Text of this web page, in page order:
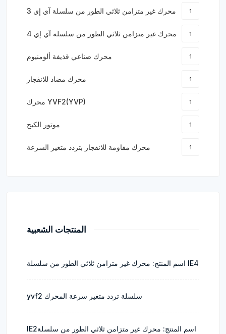
محرك غير متزامن ثلاثي الطور من سلسلة آي إي 3 1
محرك غير متزامن ثلاثي الطور من سلسلة آي إي 4 1
محرك صناعي قذيفة ألومنيوم 1
محرك مضاد للانفجار 1
محرك YVF2(YVP) 1
موتور الكبح 1
محرك مقاومة للانفجار بتردد متغير السرعة 1
المنتجات الشعبية
اسم المنتج: محرك غير متزامن ثلاثي الطور من سلسلة IE4
yvf2 سلسلة تردد متغير سرعة المحرك
IE2اسم المنتج: محرك غير متزامن ثلاثي الطور من سلسلة